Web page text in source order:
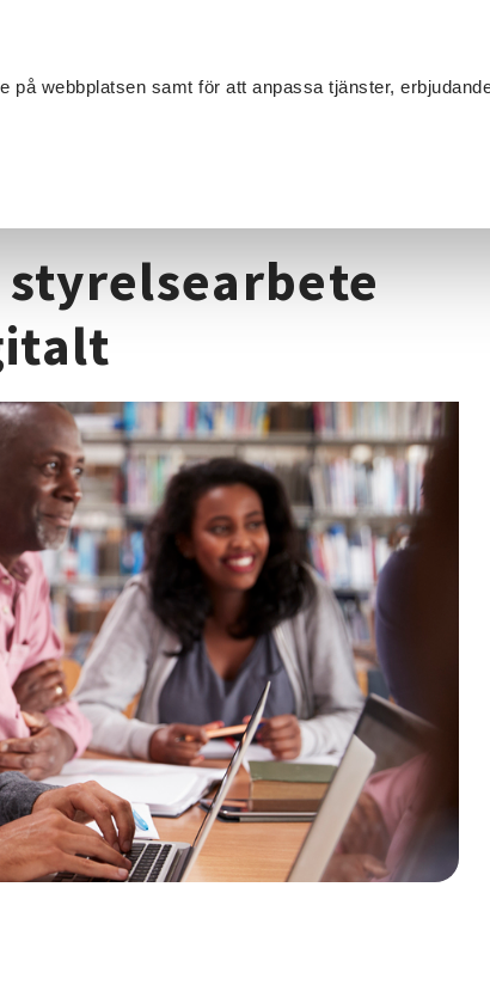
webbplatsen samt för att anpassa tjänster,